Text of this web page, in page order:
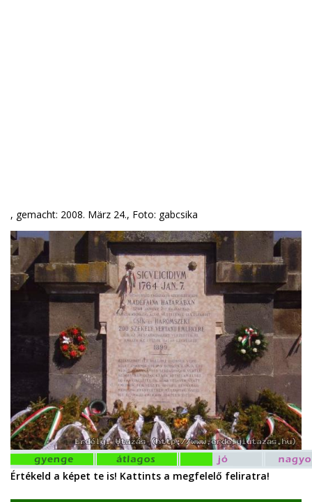
, gemacht: 2008. März 24., Foto: gabcsika
Értékeld a képet te is! Kattints a megfelelő feliratra!